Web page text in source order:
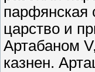
парфянская
царство и
Артабаном
казнен.